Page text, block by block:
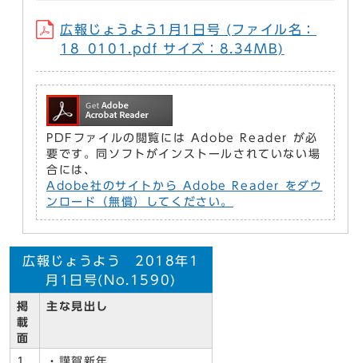
広報じょうよう1月1日号 (ファイル名：
18_0101.pdf サイズ：8.34MB)
PDFファイルの閲覧には Adobe Reader が必
要です。同ソフトがインストールされていない場
合には、
Adobe社のサイトから Adobe Reader をダウ
ンロード（無償）してください。
広報じょうよう 2018年1
月1日号(No.1590)
掲
載
面
主な見出し